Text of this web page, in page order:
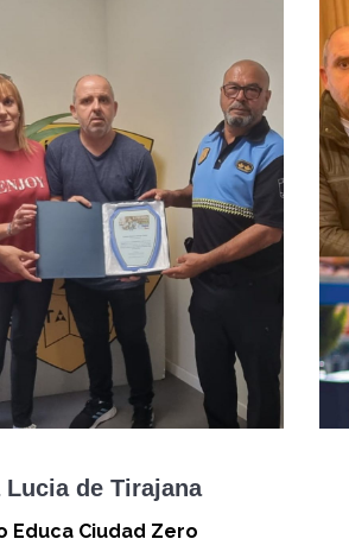
Lucia de Tirajana
Educa Ciudad Zero